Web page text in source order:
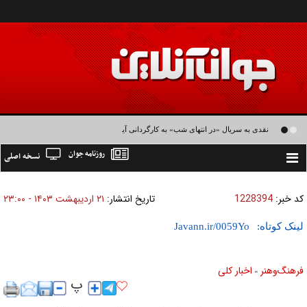
نقدی به سریال «در انتهای شب» به کارگردانی آیدا پناهنده/ داستان زنی زخم‌خورده از
Toggle
نسخه اصلی روزنامه جوان
کد خبر: 1228394 تاریخ انتشار: ۲۱ ارديبهشت ۱۴۰۳ - ۲۳:۰۰
لینک کوتاه:
فرهنگ‌و‌هنر » اخبار كلی